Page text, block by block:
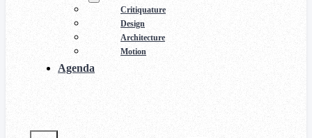
Critiquature
Design
Architecture
Motion
Agenda